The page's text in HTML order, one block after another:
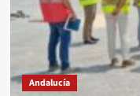
Andalucía